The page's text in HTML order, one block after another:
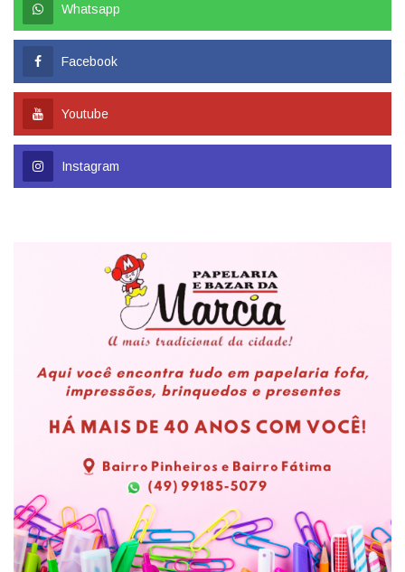
Whatsapp
Facebook
Youtube
Instagram